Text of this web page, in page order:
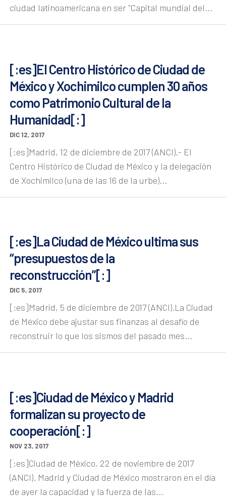
ciudad latinoamericana en ser "Capital mundial del...
[:es]El Centro Histórico de Ciudad de
México y Xochimilco cumplen 30 años
como Patrimonio Cultural de la
Humanidad[:]
DIC 12, 2017
[:es]Madrid, 12 de diciembre de 2017 (ANCI).- El
Centro Histórico de Ciudad de México y la delegación
de Xochimilco (una de las 16 de la urbe)...
[:es]La Ciudad de México ultima sus
“presupuestos de la
reconstrucción”[:]
DIC 5, 2017
[:es]Madrid, 5 de diciembre de 2017 (ANCI).La Ciudad
de México debe ajustar sus finanzas al desafío de
reconstruir lo que los sismos del pasado mes...
[:es]Ciudad de México y Madrid
formalizan su proyecto de
cooperación[:]
NOV 23, 2017
[:es]Ciudad de México, 22 de noviembre de 2017
(ANCI). Madrid y Ciudad de México mostraron en el día
de ayer la capacidad y la fuerza de las...